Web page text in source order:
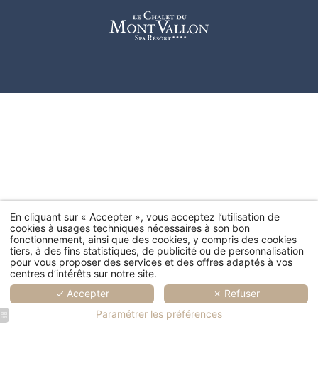
En cliquant sur « Accepter », vous acceptez l’utilisation de
cookies à usages techniques nécessaires à son bon
fonctionnement, ainsi que des cookies, y compris des cookies
tiers, à des fins statistiques, de publicité ou de personnalisation
pour vous proposer des services et des offres adaptés à vos
centres d’intérêts sur notre site.
✓ Accepter
✗ Refuser
Paramétrer les préférences